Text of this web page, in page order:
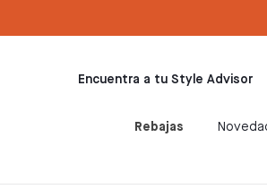
Encuentra a tu Style Advisor
Rebajas